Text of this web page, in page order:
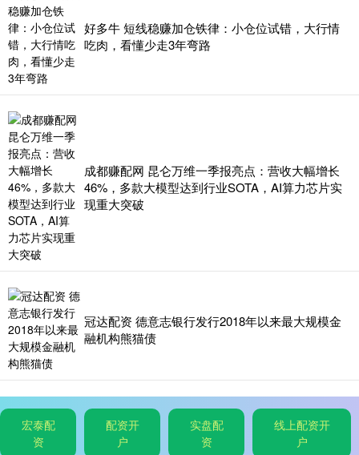
好多牛 短线稳赚加仓铁律：小仓位试错，大行情
吃肉，看懂少走3年弯路
成都赚配网 昆仑万维一季报亮点：营收大幅增长
46%，多款大模型达到行业SOTA，AI算力芯片实
现重大突破
冠达配资 德意志银行发行2018年以来最大规模金
融机构熊猫债
宏泰配
资
配资开
户
实盘配
资
线上配资开
户